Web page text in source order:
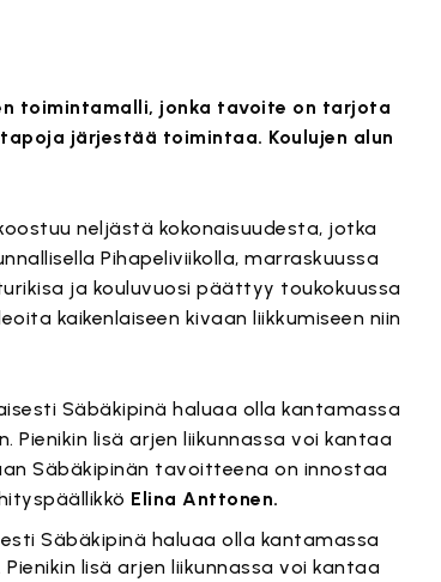
toimintamalli, jonka tavoite on tarjota
järjestää toimintaa. Koulujen alun
neljästä kokonaisuudesta, jotka
Pihapeliviikolla, marraskuussa
ja kouluvuosi päättyy toukokuussa
kaikenlaiseen kivaan liikkumiseen niin
Säbäkipinä haluaa olla kantamassa
lisä arjen liikunnassa voi kantaa
Säbäkipinän tavoitteena on innostaa
Elina Anttonen.
Säbäkipinä haluaa olla kantamassa
lisä arjen liikunnassa voi kantaa